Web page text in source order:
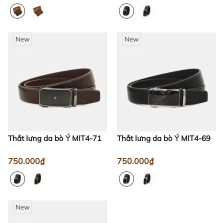
New
Thắt lưng da bò Ý MIT4-71
750.000₫
New
Thắt lưng da bò Ý MIT4-69
750.000₫
New